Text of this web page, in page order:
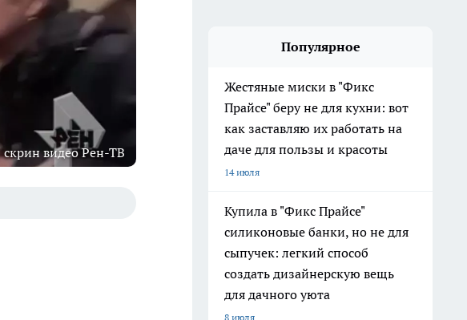
скрин видео Рен-ТВ
Популярное
Жестяные миски в "Фикс
Прайсе" беру не для кухни: вот
как заставляю их работать на
даче для пользы и красоты
14 июля
Купила в "Фикс Прайсе"
силиконовые банки, но не для
сыпучек: легкий способ
создать дизайнерскую вещь
для дачного уюта
8 июля